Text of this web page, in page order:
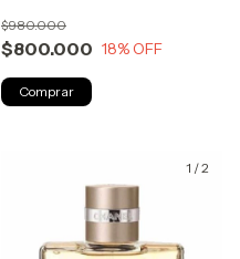
$800.000
$980.000
18% OFF
1 /2